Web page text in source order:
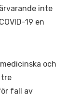
inte
19 en
och
tre
fall av